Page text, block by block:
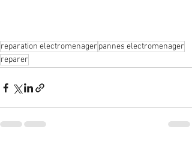
reparation electromenager pannes electromenager
reparer